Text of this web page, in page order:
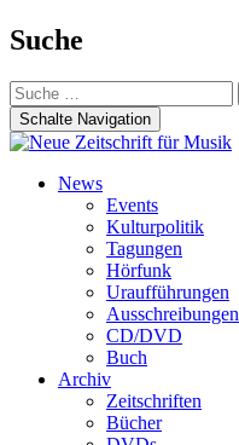
Suche
Suche
nach:
Schalte Navigation
Zum
News
Events
Kulturpolitik
Tagungen
Hörfunk
Uraufführungen
Ausschreibungen
CD/DVD
Buch
Archiv
Zeitschriften
Bücher